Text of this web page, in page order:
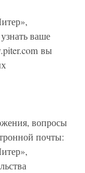
ваше
вы
вопросы
почты: